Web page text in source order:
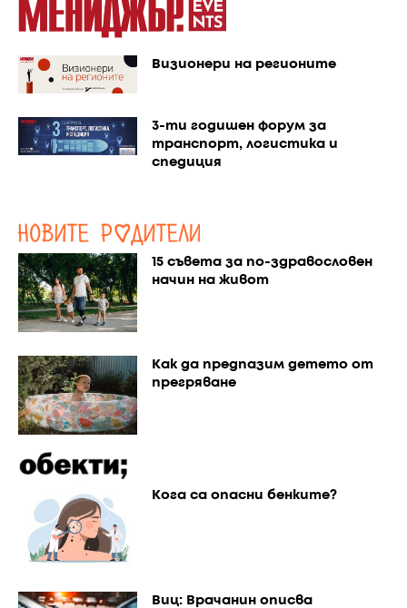
Визионери на регионите
3-ти годишен форум за
транспорт, логистика и
спедиция
15 съвета за по-здравословен
начин на живот
Как да предпазим детето от
прегряване
Кога са опасни бенките?
Виц: Врачанин описва